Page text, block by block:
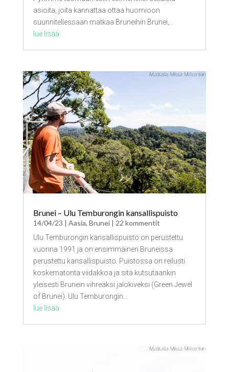
asioita, joita kannattaa ottaa huomioon
suunnitellessaan matkaa Bruneihin.Brunei,...
lue lisää
Brunei – Ulu Temburongin kansallispuisto
14/04/23 | Aasia, Brunei| 22 kommentit
Ulu Temburongin kansallispuisto on perustettu
vuonna 1991 ja on ensimmäinen Bruneissa
perustettu kansallispuisto. Puistossa on reilusti
koskematonta viidakkoa ja sitä kutsutaankin
yleisesti Brunein vihreäksi jalokiveksi (Green Jewel
of Brunei). Ulu Temburongin...
lue lisää